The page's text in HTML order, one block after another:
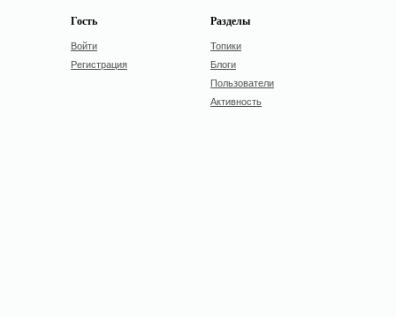
Гость
Войти
Регистрация
Разделы
Топики
Блоги
Пользователи
Активность